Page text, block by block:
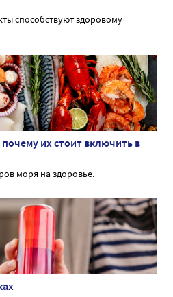
способствуют здоровому
их стоит включить в
моря на здоровье.